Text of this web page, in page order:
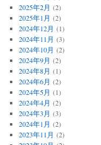
2025年2月 (2)
2025年1月 (2)
2024年12月 (1)
2024年11月 (3)
2024年10月 (2)
2024年9月 (2)
2024年8月 (1)
2024年6月 (2)
2024年5月 (1)
2024年4月 (2)
2024年3月 (3)
2024年1月 (2)
2023年11月 (2)